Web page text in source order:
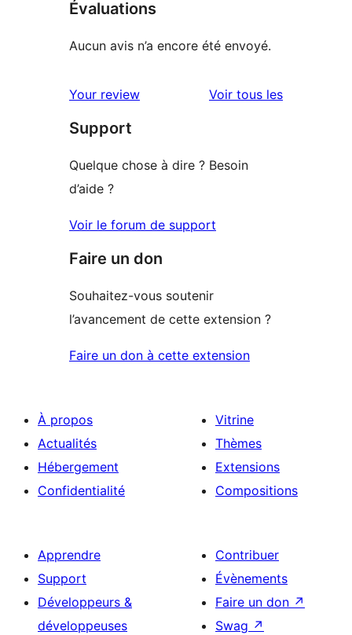
Évaluations
Aucun avis n’a encore été envoyé.
Your review Voir tous lesavis
Support
Quelque chose à dire ? Besoin
d’aide ?
Voir le forum de support
Faire un don
Souhaitez-vous soutenir
l’avancement de cette extension ?
Faire un don à cette extension
À propos
Actualités
Hébergement
Confidentialité
Vitrine
Thèmes
Extensions
Compositions
Apprendre
Support
Développeurs &
développeuses
Contribuer
Évènements
Faire un don ↗
Swag ↗